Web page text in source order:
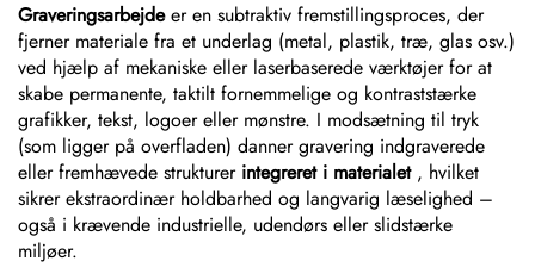
Graveringsarbejdeer en subtraktiv fremstillingsproces, der
fjerner materiale fra et underlag (metal, plastik, træ, glas osv.)
ved hjælp af mekaniske eller laserbaserede værktøjer for at
skabe permanente, taktilt fornemmelige og kontraststærke
grafikker, tekst, logoer eller mønstre. I modsætning til tryk
(som ligger på overfladen) danner gravering indgraverede
eller fremhævede strukturer integreret i materialet , hvilket
sikrer ekstraordinær holdbarhed og langvarig læselighed –
også i krævende industrielle, udendørs eller slidstærke
miljøer.